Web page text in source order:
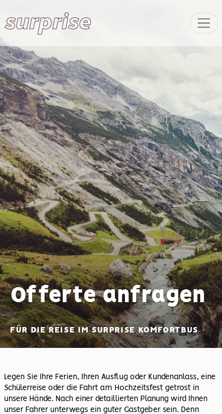
Offerte anfragen
FÜR DIE REISE IM SURPRISE KOMFORTBUS
Legen Sie Ihre Ferien, Ihren Ausflug oder Kundenanlass, eine
Schülerreise oder die Fahrt am Hochzeitsfest getrost in
unsere Hände. Nach einer detaillierten Planung wird Ihnen
unser Fahrer unterwegs ein guter Gastgeber sein. Denn